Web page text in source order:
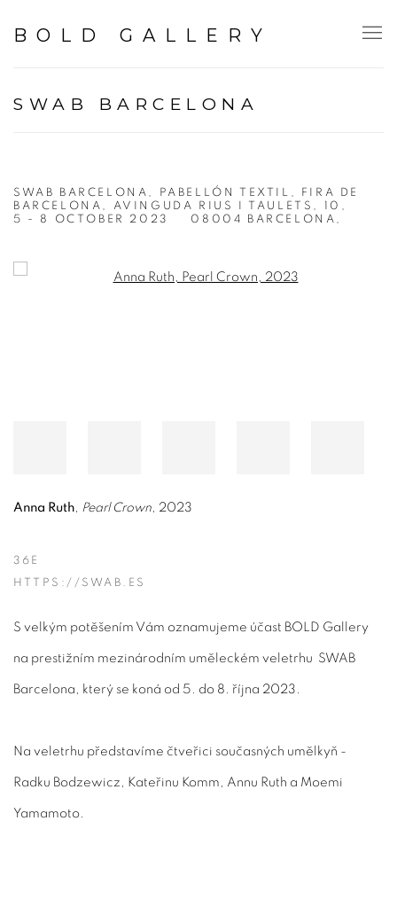
BOLD GALLERY
SWAB BARCELONA
SWAB BARCELONA, PABELLÓN TEXTIL, FIRA DE
BARCELONA, AVINGUDA RIUS I TAULETS, 10,
08004 BARCELONA,
5 - 8 OCTOBER 2023
Open a larger version of the following image in a popup:
Anna Ruth, Pearl Crown, 2023
36E
HTTPS://SWAB.ES
S velkým potěšením Vám oznamujeme účast BOLD Gallery
na prestižním mezinárodním uměleckém veletrhu SWAB
Barcelona, který se koná od 5. do 8. října 2023.
Na veletrhu představíme čtveřici současných umělkyň -
Radku Bodzewicz, Kateřinu Komm, Annu Ruth a Moemi
Yamamoto.